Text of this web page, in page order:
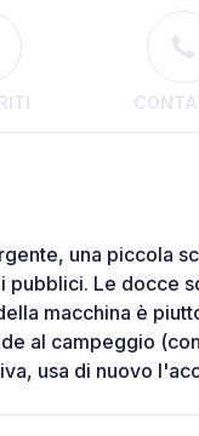
una piccola
pubblici. Le docce
macchina è
al campeggio
usa di nuovo